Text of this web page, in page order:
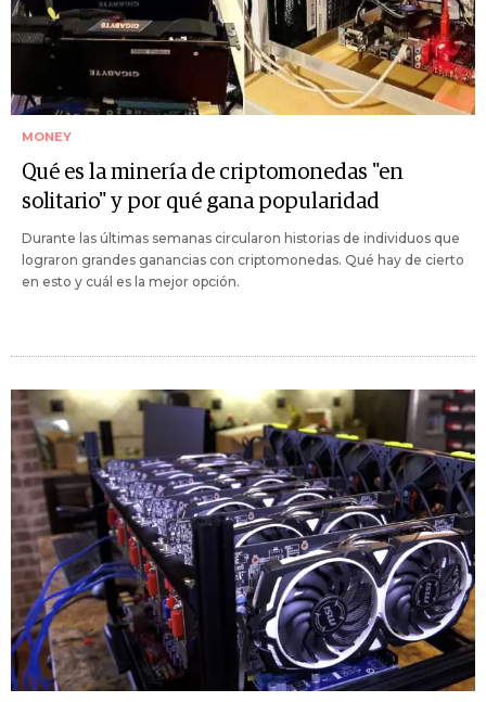
MONEY
Qué es la minería de criptomonedas "en
solitario" y por qué gana popularidad
Durante las últimas semanas circularon historias de individuos que
lograron grandes ganancias con criptomonedas. Qué hay de cierto
en esto y cuál es la mejor opción.